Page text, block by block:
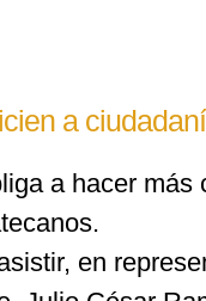
a
a hacer
en